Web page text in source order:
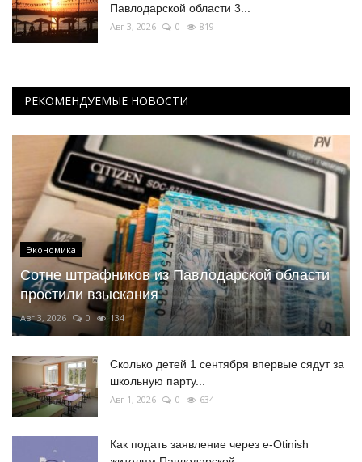
Павлодарской области 3...
Авг 3, 2026 0 819
РЕКОМЕНДУЕМЫЕ НОВОСТИ
Экономика
Сотне штрафников из Павлодарской области
простили взыскания
Авг 3, 2026 0 134
Сколько детей 1 сентября впервые сядут за
школьную парту...
Авг 1, 2026 0 634
Как подать заявление через e-Otinish